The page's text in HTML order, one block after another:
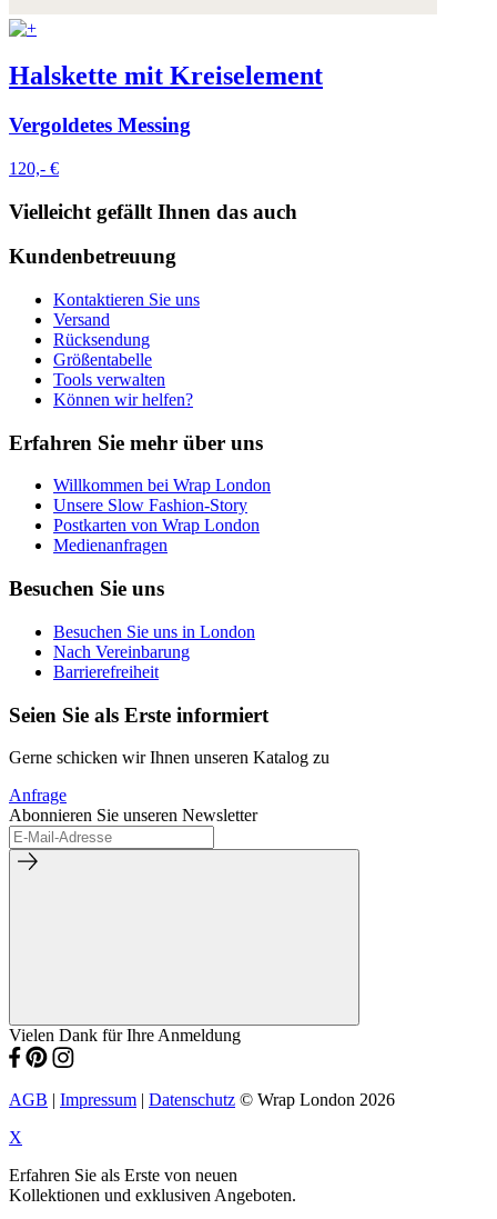
Halskette mit Kreiselement
Vergoldetes Messing
120,- €
Vielleicht gefällt Ihnen das auch
Kundenbetreuung
Kontaktieren Sie uns
Versand
Rücksendung
Größentabelle
Tools verwalten
Können wir helfen?
Erfahren Sie mehr über uns
Willkommen bei Wrap London
Unsere Slow Fashion-Story
Postkarten von Wrap London
Medienanfragen
Besuchen Sie uns
Besuchen Sie uns in London
Nach Vereinbarung
Barrierefreiheit
Seien Sie als Erste informiert
Gerne schicken wir Ihnen unseren Katalog zu
Anfrage
Abonnieren Sie unseren Newsletter
Vielen Dank für Ihre Anmeldung
AGB | Impressum | Datenschutz © Wrap London 2026
X
Erfahren Sie als Erste von neuen
Kollektionen und exklusiven Angeboten.